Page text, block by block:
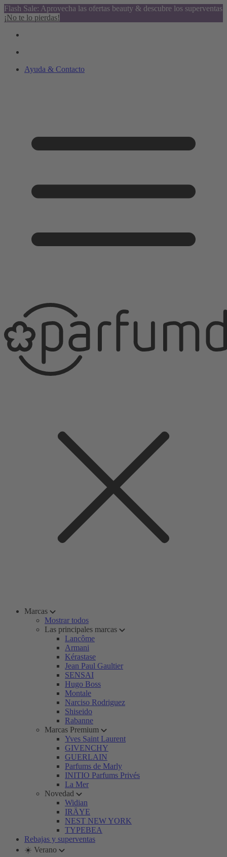
Flash Sale: Aprovecha las ofertas beauty & descubre los superventas
¡No te lo pierdas!
Ayuda & Contacto
Marcas
Mostrar todos
Las principales marcas
Lancôme
Armani
Kérastase
Jean Paul Gaultier
SENSAI
Hugo Boss
Montale
Narciso Rodriguez
Shiseido
Rabanne
Marcas Premium
Yves Saint Laurent
GIVENCHY
GUERLAIN
Parfums de Marly
INITIO Parfums Privés
La Mer
Novedad
Widian
IRÄYE
NEST NEW YORK
TYPEBEA
Rebajas y superventas
☀️ Verano